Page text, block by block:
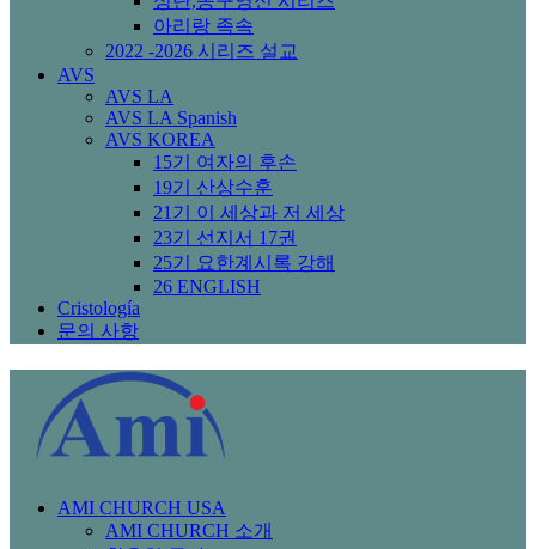
아리랑 족속
2022 -2026 시리즈 설교
AVS
AVS LA
AVS LA Spanish
AVS KOREA
15기 여자의 후손
19기 산상수훈
21기 이 세상과 저 세상
23기 선지서 17권
25기 요한계시록 강해
26 ENGLISH
Cristología
문의 사항
AMI CHURCH USA
AMI CHURCH 소개